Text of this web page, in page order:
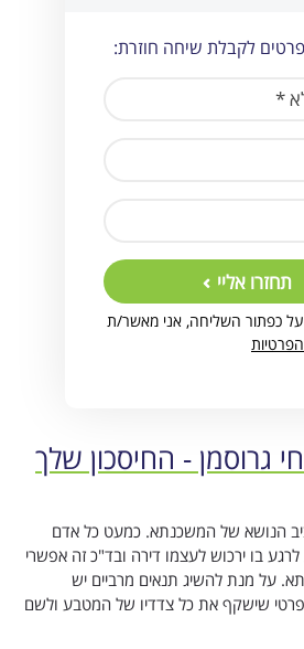
לקבלת שיחה חוזרת:
תחזרו אליי
כפתור השליחה, אני מאשר/ת
הפרטיות
גרוסמן - החיסכון שלך
הנושא של המשכנתא. כמעט כל אדם
בו ירכוש לעצמו דירה ובד"כ זה אפשרי
על מנת להשיג תנאים מרביים יש
שישקף את כל צדדיו של המטבע ולשם